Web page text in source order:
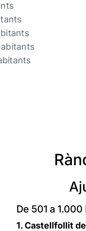
De 501 a 1.000
1. Castellfollit